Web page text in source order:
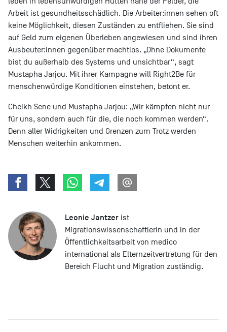
Arbeit ist gesundheitsschädlich. Die Arbeiter:innen sehen oft
keine Möglichkeit, diesen Zuständen zu entfliehen. Sie sind
auf Geld zum eigenen Überleben angewiesen und sind ihren
Ausbeuter:innen gegenüber machtlos. „Ohne Dokumente
bist du außerhalb des Systems und unsichtbar“, sagt
Mustapha Jarjou. Mit ihrer Kampagne will Right2Be für
menschenwürdige Konditionen einstehen, betont er.
Cheikh Sene und Mustapha Jarjou: „Wir kämpfen nicht nur
für uns, sondern auch für die, die noch kommen werden“.
Denn aller Widrigkeiten und Grenzen zum Trotz werden
Menschen weiterhin ankommen.
Leonie Jantzer ist
Migrationswissenschaftlerin und in der
Öffentlichkeitsarbeit von medico
international als Elternzeitvertretung für den
Bereich Flucht und Migration zuständig.